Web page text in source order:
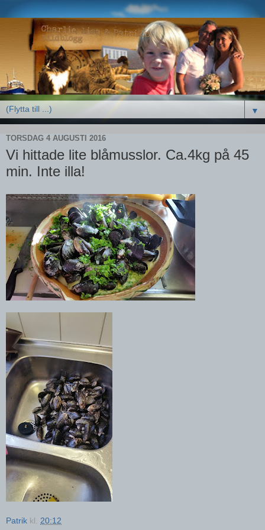
▼
TORSDAG 4 AUGUSTI 2016
Vi hittade lite blåmusslor. Ca.4kg på 45
min. Inte illa!
Patrik kl. 20:12